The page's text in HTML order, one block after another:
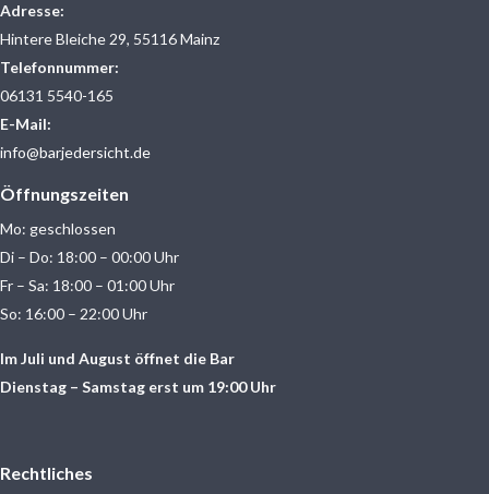
Adresse:
Hintere Bleiche 29, 55116 Mainz
Telefonnummer:
06131 5540-165
E-Mail:
info@barjedersicht.de
Öffnungszeiten
Mo: geschlossen
Di – Do: 18:00 – 00:00 Uhr
Fr – Sa: 18:00 – 01:00 Uhr
So: 16:00 – 22:00 Uhr
Im Juli und August öffnet die Bar
Dienstag – Samstag erst um 19:00 Uhr
Rechtliches